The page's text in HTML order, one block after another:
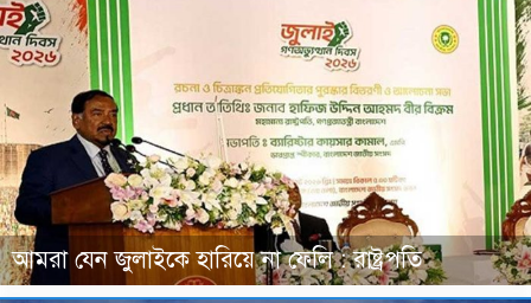
আমরা যেন জুলাইকে হারিয়ে না ফেলি : রাষ্ট্রপতি